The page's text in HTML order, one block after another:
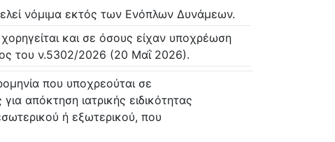
νόμιμα εκτός των Ενόπλων Δυνάμεων.
και σε όσους είχαν υποχρέωση
του ν.5302/2026 (20 Μαΐ 2026).
που υποχρεούται σε
απόκτηση ιατρικής ειδικότητας
ή εξωτερικού, που